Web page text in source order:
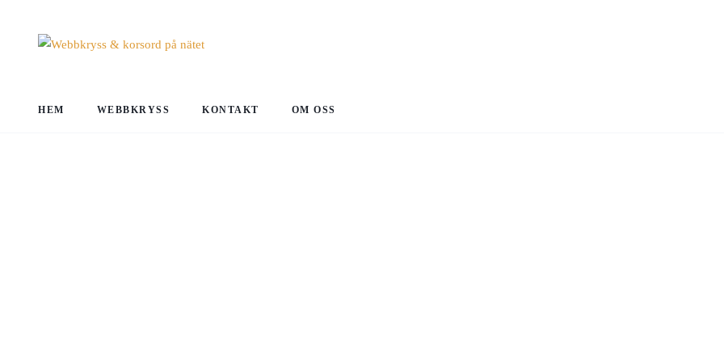
HEM WEBBKRYSS KONTAKT OM OSS